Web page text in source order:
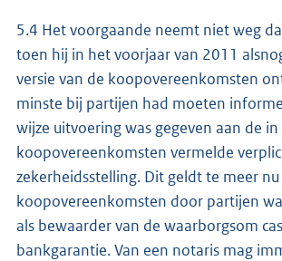
5.4 Het voorgaande neemt niet weg
toen hij in het voorjaar van 2011
versie van de koopovereenkomsten
minste bij partijen had moeten
wijze uitvoering was gegeven aan de
koopovereenkomsten vermelde
zekerheidsstelling. Dit geldt te meer
koopovereenkomsten door partijen
als bewaarder van de waarborgsom
bankgarantie. Van een notaris mag